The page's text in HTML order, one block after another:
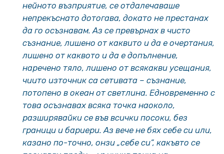
нейното възприятие, се отдалечаваше
непрекъснато дотогава, докато не престанах
да го осъзнавам. Аз се превърнах в чисто
съзнание, лишено от каквито и да е очертания,
лишено от каквото и да е допълнение,
наречено тяло, лишено от всякакви усещания,
чиито източник са сетивата – съзнание,
потопено в океан от светлина. Едновременно с
това осъзнавах всяка точка наоколо,
разширявайки се във всички посоки, без
граници и бариери. Аз вече не бях себе си или,
казано по-точно, онзи „себе си”, какъвто се